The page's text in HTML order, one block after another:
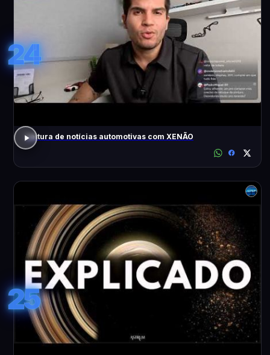
24
Leitura de notícias automotivas com XENÃO
25